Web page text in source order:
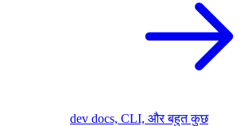
dev docs, CLI, और बहुत कुछ